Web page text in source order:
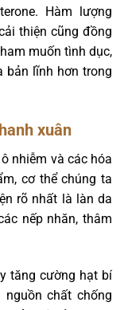
Hàm lượng
thiện cũng đồng
muốn tình dục,
bản lĩnh hơn trong
xuân
nhiễm và các hóa
cơ thể chúng ta
rõ nhất là làn da
nếp nhăn, thâm
tăng cường hạt bí
chất chống